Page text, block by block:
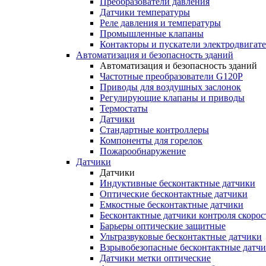
Датчики температуры
Реле давления и температуры
Промышленные клапаны
Контакторы и пускатели
Автоматизация и безопасность зданий
Автоматизация и безопасность зданий
Частотные преобразователи G120P
Приводы для воздушных заслонок
Регулирующие клапаны и приводы
Термостаты
Датчики
Стандартные контроллеры
Компоненты для горелок
Пожарообнаружение
Датчики
Датчики
Индуктивные бесконтактные датчики
Оптические бесконтактные датчики
Емкостные бесконтактные датчики
Бесконтактные датчики контроля
Барьеры оптические защитные
Ультразвуковые бесконтактные датчики
Взрывобезопасные бесконтактные
Датчики метки оптические